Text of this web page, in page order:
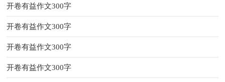
开卷有益作文300字
开卷有益作文300字
开卷有益作文300字
开卷有益作文300字